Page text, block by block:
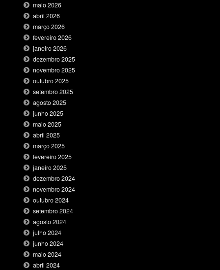
maio 2026
abril 2026
março 2026
fevereiro 2026
janeiro 2026
dezembro 2025
novembro 2025
outubro 2025
setembro 2025
agosto 2025
junho 2025
maio 2025
abril 2025
março 2025
fevereiro 2025
janeiro 2025
dezembro 2024
novembro 2024
outubro 2024
setembro 2024
agosto 2024
julho 2024
junho 2024
maio 2024
abril 2024